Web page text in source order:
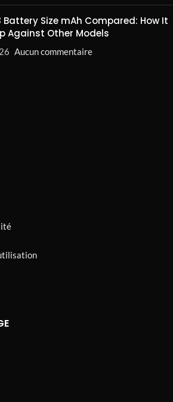
Battery Size mAh Compared: How It
Against Other Models
Aucun commentaire